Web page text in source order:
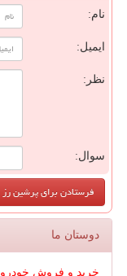
نام:
ایمیل:
نظر:
سوال:
دوستان ما
خرید و فروش خودرو